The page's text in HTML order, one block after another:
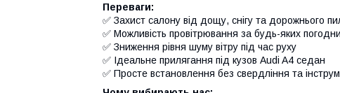
Переваги:
✅ Захист салону від дощу, снігу та дорожнього
✅ Можливість провітрювання за будь-яких
✅ Зниження рівня шуму вітру під час руху
✅ Ідеальне прилягання під кузов Audi A4 седан
✅ Просте встановлення без свердління та